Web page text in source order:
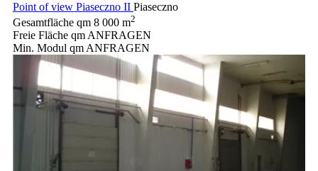
Point of view Piaseczno II Piaseczno
Gesamtfläche qm 8 000 m2
Freie Fläche qmANFRAGEN
Min. Modul qmANFRAGEN